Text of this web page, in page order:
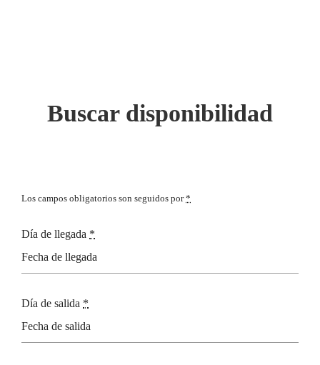
Buscar disponibilidad
Los campos obligatorios son seguidos por*
Día de llegada *
Día de salida *